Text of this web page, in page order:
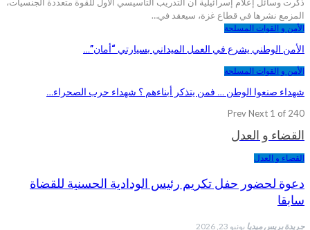
المزمع نشرها في قطاع غزة، سيعقد في…
الأمن و القوات المسلحة
الأمن الوطني يشرع في العمل الميداني بسيارتي “أمان”…
الأمن و القوات المسلحة
شهداء صنعوا الوطن … فمن يتذكر أبناءهم ؟ شهداء حرب الصحراء…
PrevNext 1 of 240
القضاء و العدل
القضاء و العدل
دعوة لحضور حفل تكريم رئيس الودادية الحسنية للقضاة
سابقا
جريدة بريس ميديا يونيو 23, 2026